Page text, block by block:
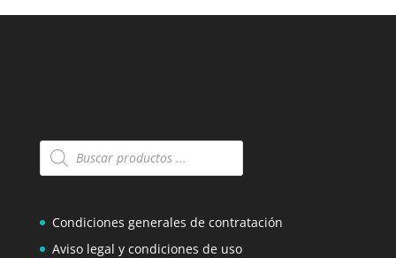
Búsqueda
Condiciones generales de contratación
Aviso legal y condiciones de uso